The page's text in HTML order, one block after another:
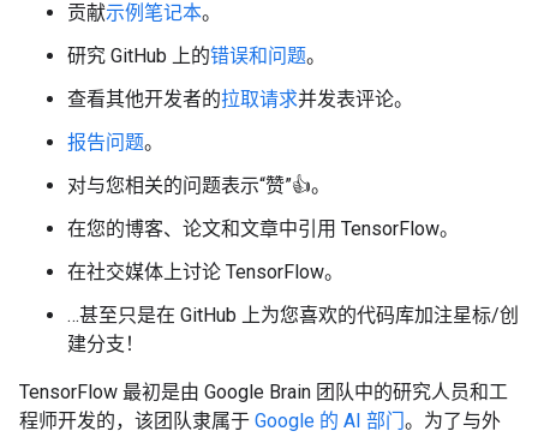
贡献示例笔记本。
研究 GitHub 上的错误和问题。
查看其他开发者的拉取请求并发表评论。
报告问题。
对与您相关的问题表示“赞”👍。
在您的博客、论文和文章中引用 TensorFlow。
在社交媒体上讨论 TensorFlow。
…甚至只是在 GitHub 上为您喜欢的代码库加注星标/创
建分支！
TensorFlow 最初是由 Google Brain 团队中的研究人员和工
程师开发的，该团队隶属于 Google 的 AI 部门。为了与外